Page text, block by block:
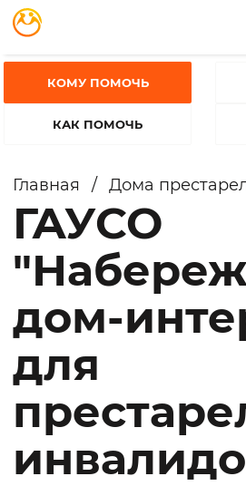
КОМУ ПОМОЧЬ
КАК ПОМОЧЬ
Главная / Дома
ГАУСО
дом-
для